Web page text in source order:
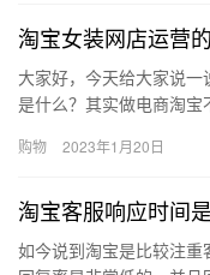
淘宝女装网店运营
大家好，今天给大家说
是什么？其实做电商淘
的立足之…
购物 2023年1月20日
淘宝客服响应时间
如今说到淘宝是比较注